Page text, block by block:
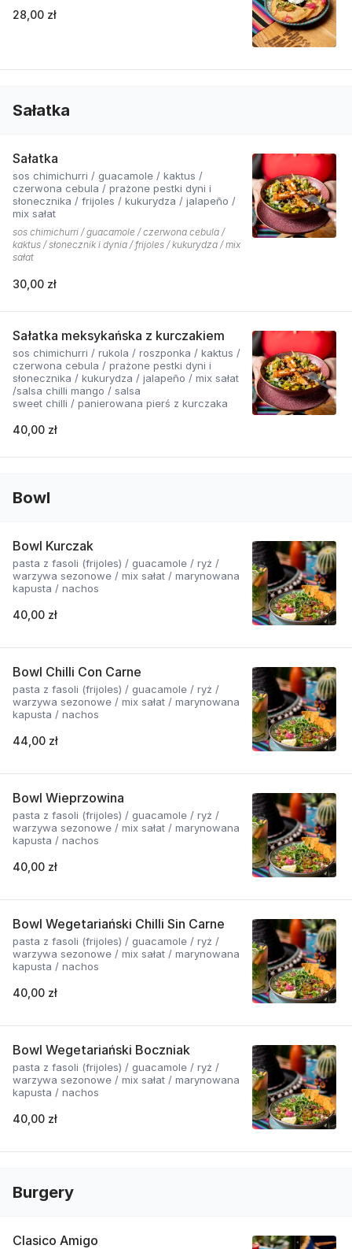
28,00 zł
Sałatka
Sałatka
sos chimichurri / guacamole / kaktus /
czerwona cebula / prażone pestki dyni i
słonecznika / frijoles / kukurydza / jalapeño /
mix sałat
sos chimichurri / guacamole / czerwona cebula /
kaktus / słonecznik i dynia / frijoles / kukurydza / mix
sałat
30,00 zł
Sałatka meksykańska z kurczakiem
sos chimichurri / rukola / roszponka / kaktus /
czerwona cebula / prażone pestki dyni i
słonecznika / kukurydza / jalapeño / mix sałat
/salsa chilli mango / salsa
sweet chilli / panierowana pierś z kurczaka
40,00 zł
Bowl
Bowl Kurczak
pasta z fasoli (frijoles) / guacamole / ryż /
warzywa sezonowe / mix sałat / marynowana
kapusta / nachos
40,00 zł
Bowl Chilli Con Carne
pasta z fasoli (frijoles) / guacamole / ryż /
warzywa sezonowe / mix sałat / marynowana
kapusta / nachos
44,00 zł
Bowl Wieprzowina
pasta z fasoli (frijoles) / guacamole / ryż /
warzywa sezonowe / mix sałat / marynowana
kapusta / nachos
40,00 zł
Bowl Wegetariański Chilli Sin Carne
pasta z fasoli (frijoles) / guacamole / ryż /
warzywa sezonowe / mix sałat / marynowana
kapusta / nachos
40,00 zł
Bowl Wegetariański Boczniak
pasta z fasoli (frijoles) / guacamole / ryż /
warzywa sezonowe / mix sałat / marynowana
kapusta / nachos
40,00 zł
Burgery
Clasico Amigo